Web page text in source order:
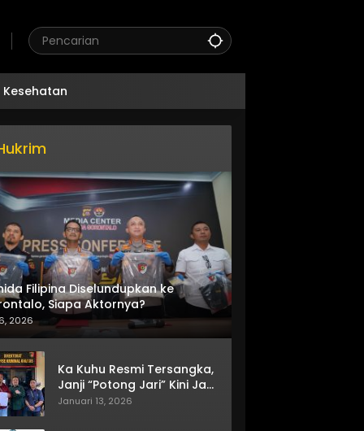
Kesehatan
Filipina Diselundupkan ke
Siapa Aktornya?
2026
Ka Kuhu Resmi Tersangka,
Janji “Potong Jari” Kini Jadi
Bumerang
Januari 13, 2026